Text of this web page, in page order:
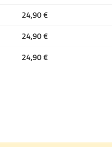
24,90 €
24,90 €
24,90 €
von 5 von 5 Sternen